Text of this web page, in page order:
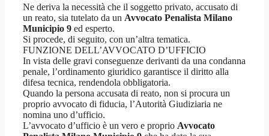
Ne deriva la necessità che il soggetto privato, accusato di
un reato, sia tutelato da un Avvocato Penalista Milano
Municipio 9 ed esperto.
Si procede, di seguito, con un’altra tematica.
FUNZIONE DELL’AVVOCATO D’UFFICIO
In vista delle gravi conseguenze derivanti da una condanna
penale, l’ordinamento giuridico garantisce il diritto alla
difesa tecnica, rendendola obbligatoria.
Quando la persona accusata di reato, non si procura un
proprio avvocato di fiducia, l’Autorità Giudiziaria ne
nomina uno d’ufficio.
L’avvocato d’ufficio è un vero e proprio Avvocato